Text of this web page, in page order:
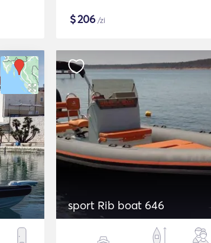
$206/zi
sport Rib boat 646